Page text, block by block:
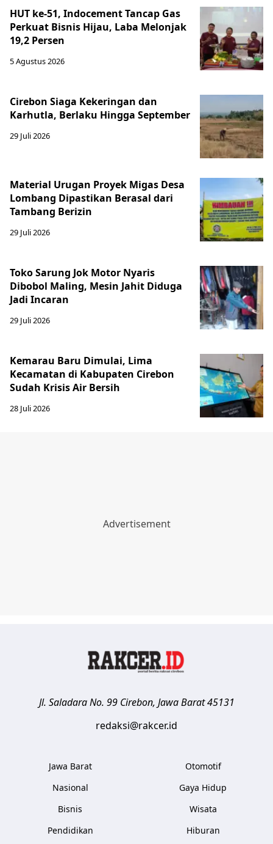
HUT ke-51, Indocement Tancap Gas
Perkuat Bisnis Hijau, Laba Melonjak
19,2 Persen
5 Agustus 2026
Cirebon Siaga Kekeringan dan
Karhutla, Berlaku Hingga September
29 Juli 2026
Material Urugan Proyek Migas Desa
Lombang Dipastikan Berasal dari
Tambang Berizin
29 Juli 2026
Toko Sarung Jok Motor Nyaris
Dibobol Maling, Mesin Jahit Diduga
Jadi Incaran
29 Juli 2026
Kemarau Baru Dimulai, Lima
Kecamatan di Kabupaten Cirebon
Sudah Krisis Air Bersih
28 Juli 2026
Jl. Saladara No. 99 Cirebon, Jawa Barat 45131
redaksi@rakcer.id
Jawa Barat
Nasional
Bisnis
Pendidikan
Otomotif
Gaya Hidup
Wisata
Hiburan